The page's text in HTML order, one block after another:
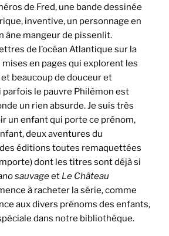
de Fred, une bande dessinée
inventive, un personnage en
âne mangeur de pissenlit.
de l’océan Atlantique sur la
en pages qui explorent les
beaucoup de douceur et
parfois le pauvre Philémon est
un rien absurde. Je suis très
un enfant qui porte ce prénom,
deux aventures du
éditions toutes remaquettées
dont les titres sont déjà si
sauvageet Le Château
à racheter la série, comme
aux divers prénoms des enfants,
dans notre bibliothèque.